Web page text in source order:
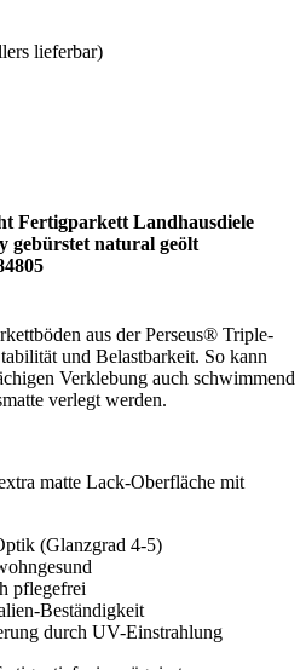
lieferbar)
Fertigparkett Landhausdiele
gebürstet natural geölt
aus der Perseus® Triple-
und Belastbarkeit. So kann
Verklebung auch schwimmend
verlegt werden.
matte Lack-Oberfläche mit
(Glanzgrad 4-5)
pflegefrei
Beständigkeit
durch UV-Einstrahlung